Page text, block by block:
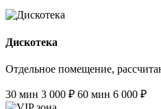
Дискотека
Отдельное помещение,
30 мин 3 000 ₽ 60 мин 6 000 ₽